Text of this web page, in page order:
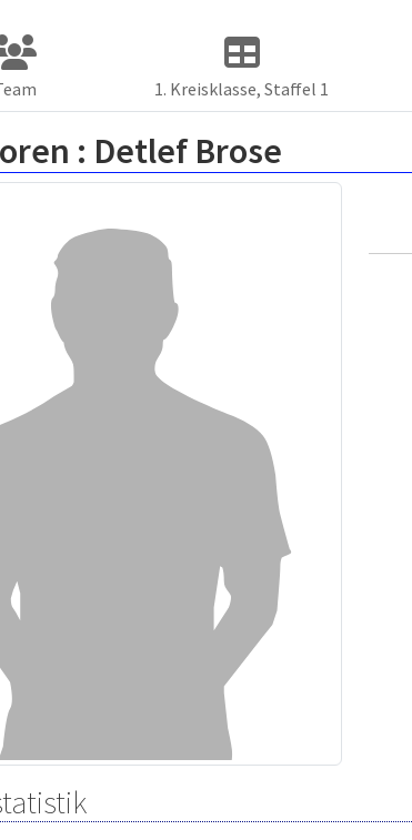
1. Kreisklasse, Staffel 1
: Detlef Brose